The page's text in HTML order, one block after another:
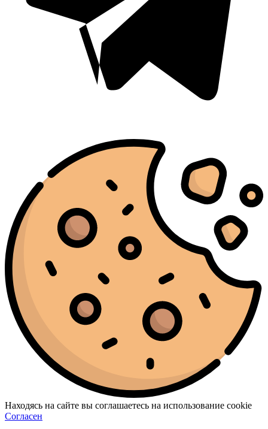
Находясь на сайте вы соглашаетесь на использование cookie
Согласен